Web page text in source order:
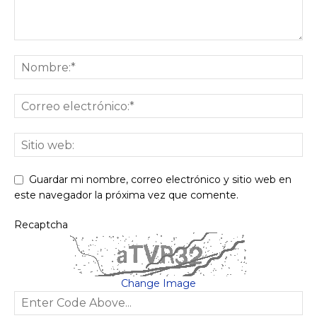
Guardar mi nombre, correo electrónico y sitio web en
este navegador la próxima vez que comente.
Recaptcha
Change Image